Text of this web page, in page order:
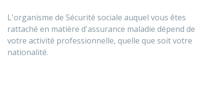
L'organisme de Sécurité sociale auquel vous êtes
rattaché en matière d'assurance maladie dépend de
votre activité professionnelle, quelle que soit votre
nationalité.